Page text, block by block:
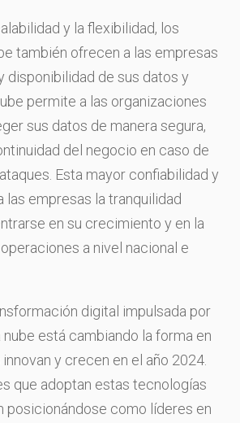
y la flexibilidad, los
también ofrecen a las empresas
disponibilidad de sus datos y
permite a las organizaciones
sus datos de manera segura,
del negocio en caso de
Esta mayor confiabilidad y
las empresas la tranquilidad
en su crecimiento y en la
a nivel nacional e
digital impulsada por
está cambiando la forma en
y crecen en el año 2024.
que adoptan estas tecnologías
posicionándose como líderes en